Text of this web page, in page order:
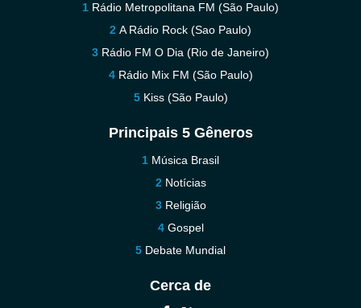
Rádio Metropolitana FM (São Paulo)
A Rádio Rock (Sao Paulo)
Rádio FM O Dia (Rio de Janeiro)
Rádio Mix FM (São Paulo)
Kiss (São Paulo)
Principais 5 Gêneros
Música Brasil
Notícias
Religião
Gospel
Debate Mundial
Cerca de